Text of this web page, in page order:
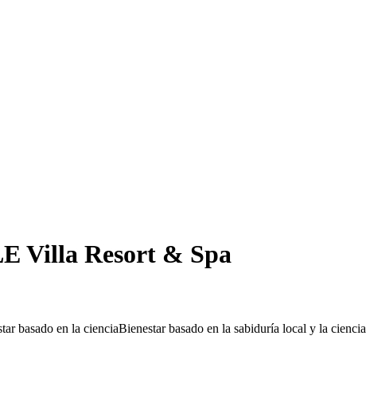
Villa Resort & Spa
basado en la cienciaBienestar basado en la sabiduría local y la ciencia